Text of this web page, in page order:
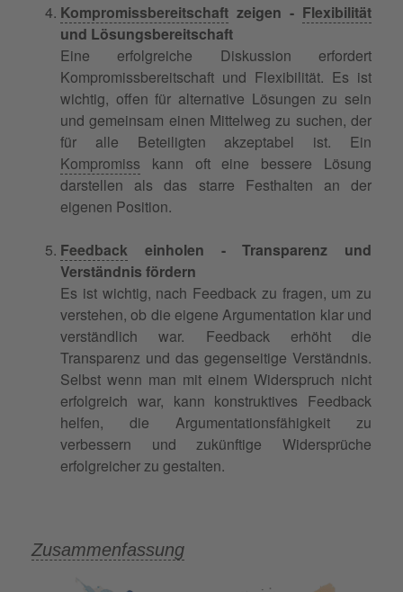
Kompromissbereitschaft zeigen - Flexibilität
und Lösungsbereitschaft
Eine erfolgreiche Diskussion erfordert
Kompromissbereitschaft und Flexibilität. Es ist
wichtig, offen für alternative Lösungen zu sein
und gemeinsam einen Mittelweg zu suchen, der
für alle Beteiligten akzeptabel ist. Ein
Kompromiss kann oft eine bessere Lösung
darstellen als das starre Festhalten an der
eigenen Position.
Feedback einholen - Transparenz und
Verständnis fördern
Es ist wichtig, nach Feedback zu fragen, um zu
verstehen, ob die eigene Argumentation klar und
verständlich war. Feedback erhöht die
Transparenz und das gegenseitige Verständnis.
Selbst wenn man mit einem Widerspruch nicht
erfolgreich war, kann konstruktives Feedback
helfen, die Argumentationsfähigkeit zu
verbessern und zukünftige Widersprüche
erfolgreicher zu gestalten.
Zusammenfassung